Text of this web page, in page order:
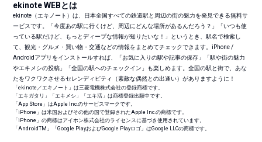
ekinote WEBとは
ekinote（エキノート）は、日本全国すべての鉄道駅と周辺の街の魅力を発見できる無料サ
ービスです。「今度あの駅に行くけど、周辺にどんな場所があるんだろう？」「いつも使
っている駅だけど、もっとディープな情報が知りたいな！」というとき、駅名で検索し
て、観光・グルメ・買い物・交通などの情報をまとめてチェックできます。iPhone /
Androidアプリをインストールすれば、「お気に入りの駅や記事の保存」「駅や街の魅力
やエキメシの投稿」「全国の駅へのチェックイン」も楽しめます。全国の駅と街で、あな
たをワクワクさせるセレンディピティ（素敵な偶然との出逢い）がありますように！
「ekinote／エキノート」は三菱電機株式会社の登録商標です。
「エキガタリ」「エキメシ」「エキ活」は商標登録出願中です。
「App Store」はApple Inc.のサービスマークです。
「iPhone」は米国およびその他の国で登録されたApple Inc.の商標です。
「iPhone」の商標はアイホン株式会社のライセンスに基づき使用されています。
「AndroidTM 」「Google PlayおよびGoogle Playロゴ」はGoogle LLCの商標です。